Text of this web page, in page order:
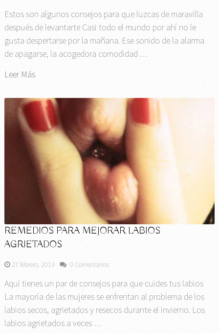
Estos son algunos consejos para que luzcas de maravilla
después de levantarte Casi todo el mundo por ahí no le
gusta despertarse por la mañana. Ese sonido de la alarma
de apagarse, la acogedora comodidad …
Leer Más
REMEDIOS PARA MEJORAR LABIOS
AGRIETADOS
27 febrero, 2013 0 Comentarios
Aquí tienes un par de consejos para que cuides tus labios
La mayoría de las mujeres se enfrentan al problema de los
labios secos, agrietados y resecos durante el invierno. Los
labios agrietados a veces …